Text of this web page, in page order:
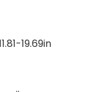
19.69in